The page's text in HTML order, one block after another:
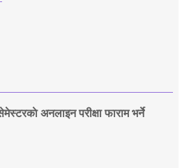
अनलाइन परीक्षा फाराम भर्ने